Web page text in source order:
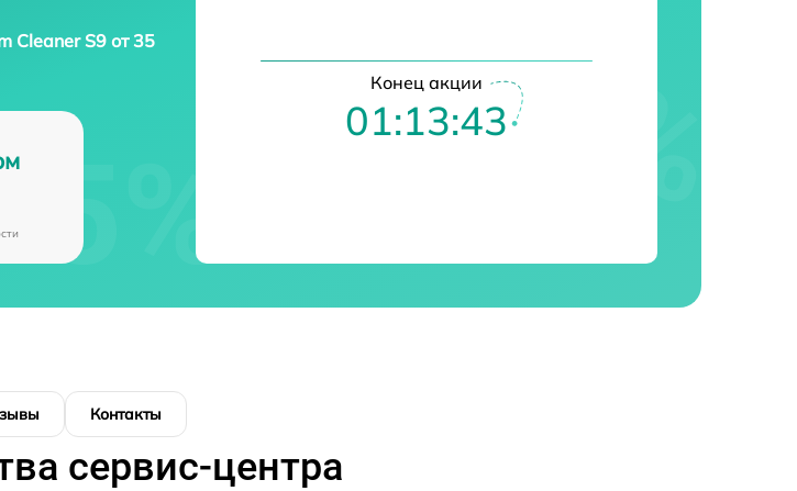
Cleaner S9 от 35
Конец акции
01:13:42
Контакты
сервис-центра